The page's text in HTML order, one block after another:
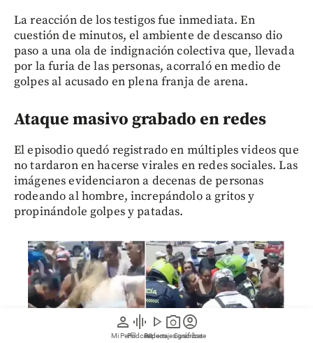
person
Mi Perfil
graphic_eq
Pódcast
play_arrow
Videos
photo_camera
Reportajes gráficos
account_circle
Suscríbete
La reacción de los testigos fue inmediata. En
cuestión de minutos, el ambiente de descanso dio
paso a una ola de indignación colectiva que, llevada
por la furia de las personas, acorraló en medio de
golpes al acusado en plena franja de arena.
Ataque masivo grabado en redes
El episodio quedó registrado en múltiples videos que
no tardaron en hacerse virales en redes sociales. Las
imágenes evidenciaron a decenas de personas
rodeando al hombre, increpándolo a gritos y
propinándole golpes y patadas.